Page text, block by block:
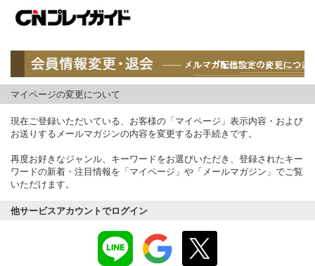
マイページの変更について
現在ご登録いただいている、お客様の「マイページ」表示内容・および
お送りするメールマガジンの内容を変更するお手続きです。
再度お好きなジャンル、キーワードをお選びいただき、登録されたキー
ワードの新着・注目情報を「マイページ」や「メールマガジン」でご覧
いただけます。
他サービスアカウントでログイン